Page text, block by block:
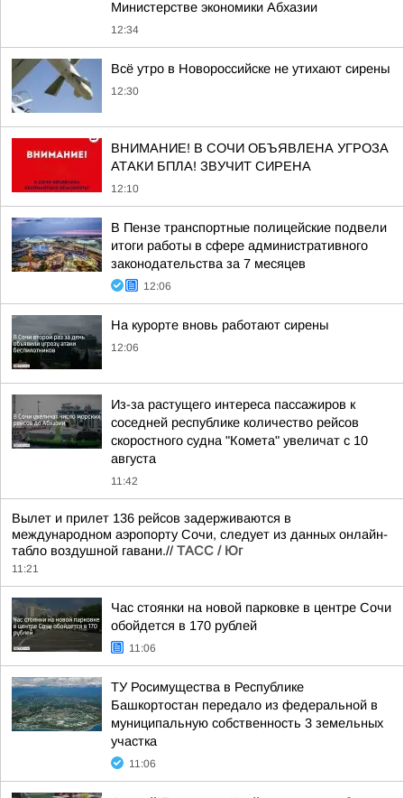
Министерстве экономики Абхазии
12:34
Всё утро в Новороссийске не утихают сирены
12:30
ВНИМАНИЕ! В СОЧИ ОБЪЯВЛЕНА УГРОЗА
АТАКИ БПЛА! ЗВУЧИТ СИРЕНА
12:10
В Пензе транспортные полицейские подвели
итоги работы в сфере административного
законодательства за 7 месяцев
12:06
На курорте вновь работают сирены
12:06
Из-за растущего интереса пассажиров к
соседней республике количество рейсов
скоростного судна "Комета" увеличат с 10
августа
11:42
Вылет и прилет 136 рейсов задерживаются в
международном аэропорту Сочи, следует из данных онлайн-
табло воздушной гавани.// ТАСС / Юг
11:21
Час стоянки на новой парковке в центре Сочи
обойдется в 170 рублей
11:06
ТУ Росимущества в Республике
Башкортостан передало из федеральной в
муниципальную собственность 3 земельных
участка
11:06